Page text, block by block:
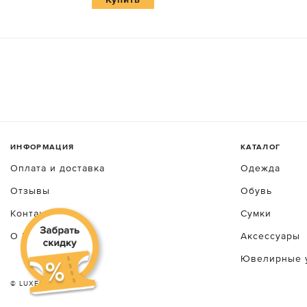
ИНФОРМАЦИЯ
Оплата и доставка
Отзывы
Контакты
О luxecrime
КАТАЛОГ
Одежда
Обувь
Сумки
Аксессуары
Ювелирные
© LUXEСRIME 2026